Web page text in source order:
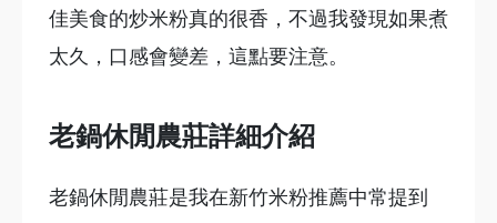
佳美食的炒米粉真的很香，不過我發現如果煮
太久，口感會變差，這點要注意。
老鍋休閒農莊詳細介紹
老鍋休閒農莊是我在新竹米粉推薦中常提到